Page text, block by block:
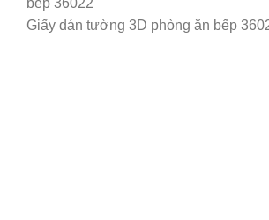
Giấy dán tường 3D phòng ăn bếp